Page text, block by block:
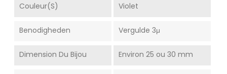
Couleur(s) Violet
Benodigheden Vergulde 3μ
Dimension Du Bijou Environ 25 ou 30 mm